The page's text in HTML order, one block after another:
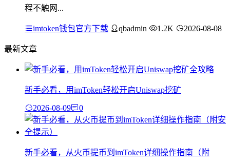
程不触网...
imtoken钱包官方下载 qbadmin 1.2K 2026-08-08
最新文章
新手必看，用imToken轻松开启Uniswap挖矿
2026-08-09 0
新手必看，从火币提币到imToken详细操作指南（附